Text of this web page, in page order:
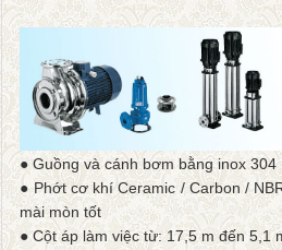
● Guồng và cánh bơm bằng inox 304
● Phớt cơ khí Ceramic / Carbon /
mài mòn tốt
● Cột áp làm việc từ: 17,5 m đến 5,1